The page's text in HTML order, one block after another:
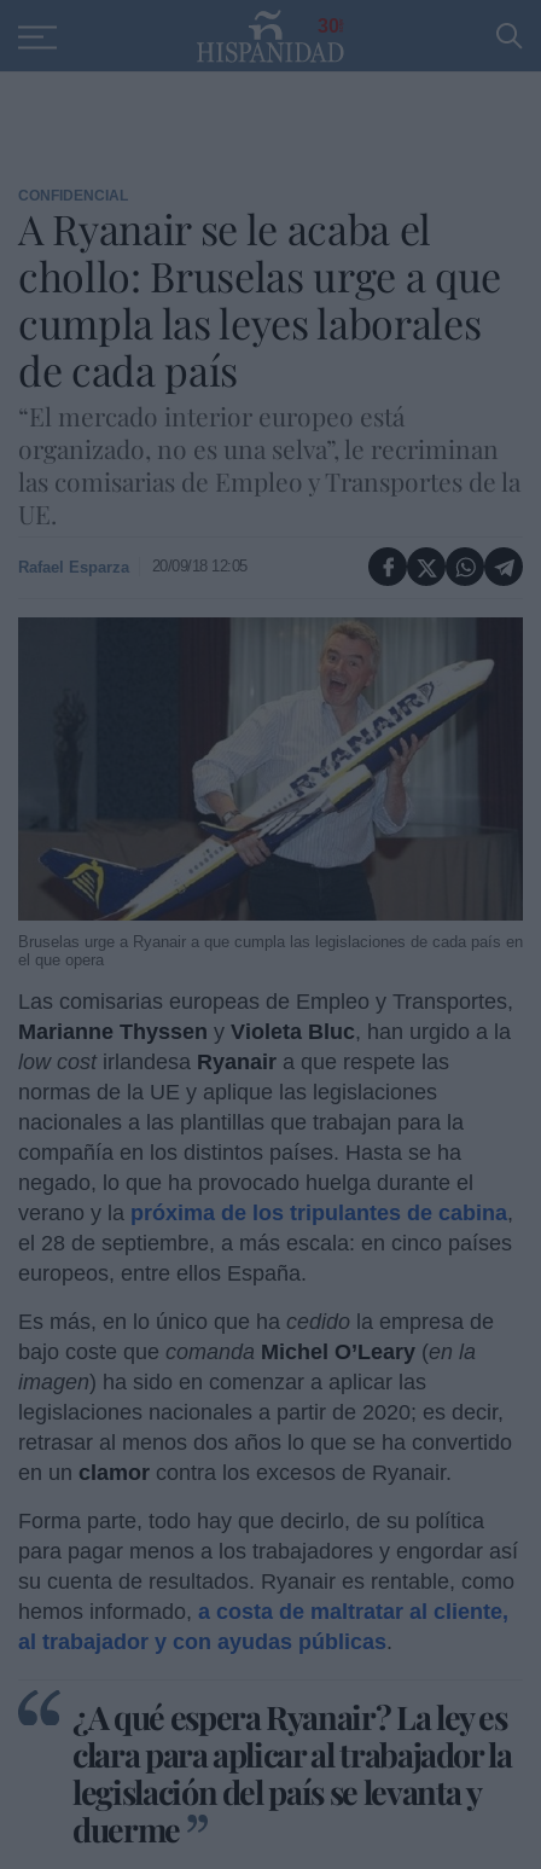
30
CONFIDENCIAL
A Ryanair se le acaba el
chollo: Bruselas urge a que
cumpla las leyes laborales
de cada país
“El mercado interior europeo está
organizado, no es una selva”, le recriminan
las comisarias de Empleo y Transportes de la
UE.
Rafael Esparza 20/09/18 12:05
Bruselas urge a Ryanair a que cumpla las legislaciones de cada país en
el que opera
Las comisarias europeas de Empleo y Transportes,
Marianne Thyssen y Violeta Bluc, han urgido a la
low costirlandesa Ryanair a que respete las
normas de la UE y aplique las legislaciones
nacionales a las plantillas que trabajan para la
compañía en los distintos países. Hasta se ha
negado, lo que ha provocado huelga durante el
verano y la próxima de los tripulantes de cabina,
el 28 de septiembre, a más escala: en cinco países
europeos, entre ellos España.
Es más, en lo único que ha cedido la empresa de
bajo coste que comanda Michel O’Leary (en la
imagen) ha sido en comenzar a aplicar las
legislaciones nacionales a partir de 2020; es decir,
retrasar al menos dos años lo que se ha convertido
en un clamor contra los excesos de Ryanair.
Forma parte, todo hay que decirlo, de su política
para pagar menos a los trabajadores y engordar así
su cuenta de resultados. Ryanair es rentable, como
hemos informado, a costa de maltratar al cliente,
al trabajador y con ayudas públicas.
¿A qué espera Ryanair? La ley es
clara para aplicar al trabajador la
legislación del país se levanta y
duerme